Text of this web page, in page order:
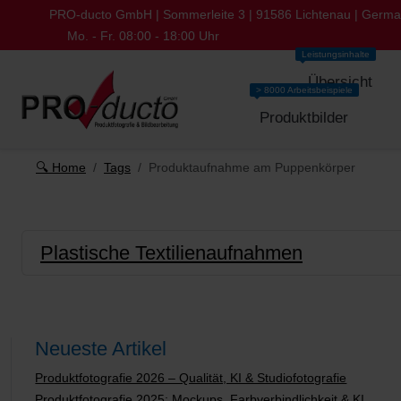
PRO-ducto GmbH | Sommerleite 3 | 91586 Lichtenau |
Mo. - Fr. 08:00 - 18:00 Uhr
Übersicht
Leistungsinhalte
Produktbilder
> 8000 Arbeitsbeispiele
🔍 Home Tags Produktaufnahme am Puppenkörper
Plastische Textilienaufnahmen
Neueste Artikel
Produktfotografie 2026 – Qualität, KI & Studiofotografie